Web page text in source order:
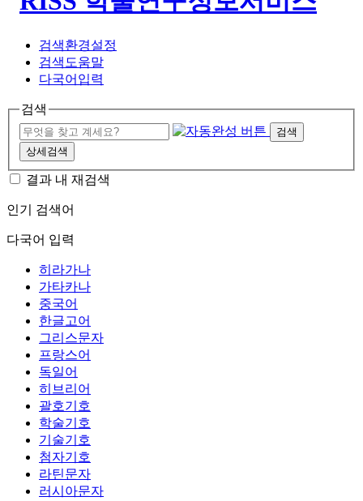
검색환경설정
검색도움말
다국어입력
검색
검색
상세검색
결과 내 재검색
인기 검색어
다국어 입력
히라가나
가타카나
중국어
한글고어
그리스문자
프랑스어
독일어
히브리어
괄호기호
학술기호
기술기호
첨자기호
라틴문자
러시아문자